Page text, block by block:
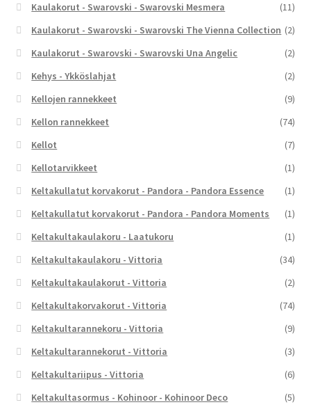
Kaulakorut - Swarovski - Swarovski Mesmera
(11)
Kaulakorut - Swarovski - Swarovski The Vienna Collection (2)
Kaulakorut - Swarovski - Swarovski Una Angelic
(2)
Kehys - Ykköslahjat
(2)
Kellojen rannekkeet
(9)
Kellon rannekkeet
(74)
Kellot
(7)
Kellotarvikkeet
(1)
Keltakullatut korvakorut - Pandora - Pandora Essence
(1)
Keltakullatut korvakorut - Pandora - Pandora Moments
(1)
Keltakultakaulakoru - Laatukoru
(1)
Keltakultakaulakoru - Vittoria
(34)
Keltakultakaulakorut - Vittoria
(2)
Keltakultakorvakorut - Vittoria
(74)
Keltakultarannekoru - Vittoria
(9)
Keltakultarannekorut - Vittoria
(3)
Keltakultariipus - Vittoria
(6)
Keltakultasormus - Kohinoor - Kohinoor Deco
(5)